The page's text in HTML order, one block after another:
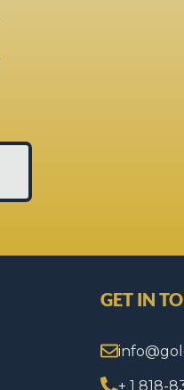
GET IN
+ 1 818-